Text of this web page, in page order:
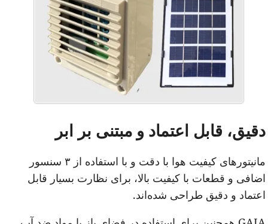
قابل اعتماد و مبتنی بر ابر
مانیتورهای کیفیت هوا با دقت و با استفاده از ۳ سنسور
و قطعات با کیفیت بالا، برای نظارت بسیار قابل
و دقیق طراحی شده‌اند.